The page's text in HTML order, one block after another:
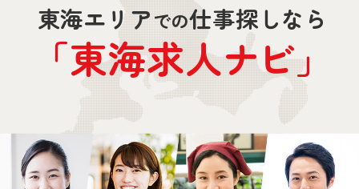
東海エリアでの仕事探しなら
「東海求人ナビ」